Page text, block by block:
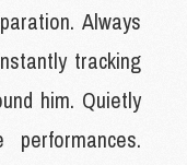
Always
tracking
him. Quietly